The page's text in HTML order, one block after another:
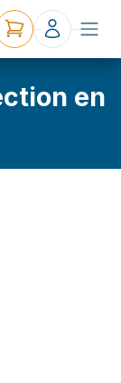
en